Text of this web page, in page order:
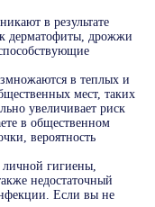
в результате
дерматофиты, дрожжи
в теплых и
мест, таких
увеличивает риск
в общественном
вероятность
гигиены,
недостаточный
Если вы не